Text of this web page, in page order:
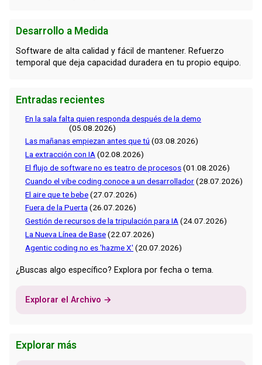
Desarrollo a Medida
Software de alta calidad y fácil de mantener. Refuerzo
temporal que deja capacidad duradera en tu propio equipo.
Entradas recientes
En la sala falta quien responda después de la demo
(05.08.2026)
Las mañanas empiezan antes que tú (03.08.2026)
La extracción con IA(02.08.2026)
El flujo de software no es teatro de procesos(01.08.2026)
Cuando el vibe coding conoce a un desarrollador(28.07.2026)
El aire que te bebe(27.07.2026)
Fuera de la Puerta(26.07.2026)
Gestión de recursos de la tripulación para IA (24.07.2026)
La Nueva Línea de Base(22.07.2026)
Agentic coding no es 'hazme X' (20.07.2026)
¿Buscas algo específico? Explora por fecha o tema.
Explorar el Archivo →
Explorar más